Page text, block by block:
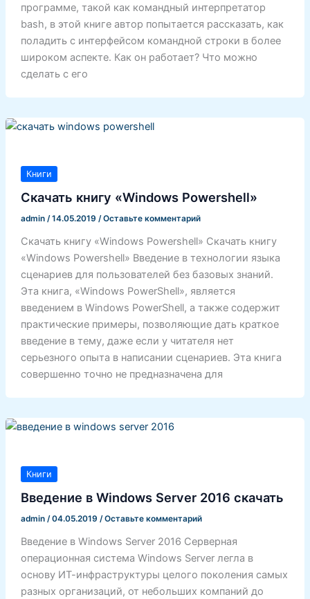
программе, такой как командный интерпретатор
bash, в этой книге автор попытается рассказать, как
поладить с интерфейсом командной строки в более
широком аспекте. Как он работает? Что можно
сделать с его
Книги
Скачать книгу «Windows Powershell»
admin /14.05.2019 /Оставьте комментарий
Скачать книгу «Windows Powershell» Скачать книгу
«Windows Powershell» Введение в технологии языка
сценариев для пользователей без базовых знаний.
Эта книга, «Windows PowerShell», является
введением в Windows PowerShell, а также содержит
практические примеры, позволяющие дать краткое
введение в тему, даже если у читателя нет
серьезного опыта в написании сценариев. Эта книга
совершенно точно не предназначена для
Книги
Введение в Windows Server 2016 скачать
admin /04.05.2019 /Оставьте комментарий
Введение в Windows Server 2016 Серверная
операционная система Windows Server легла в
основу ИТ-инфраструктуры целого поколения самых
разных организаций, от небольших компаний до